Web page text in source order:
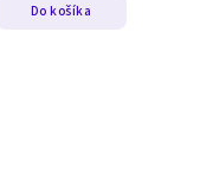
Do košíka